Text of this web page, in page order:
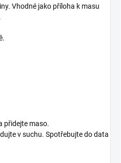
Vhodné jako příloha k masu
přidejte maso.
v suchu. Spotřebujte do data